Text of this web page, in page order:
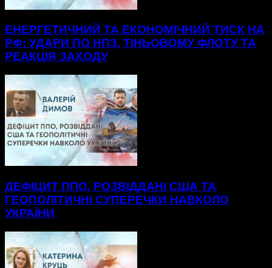
ЕНЕРГЕТИЧНИЙ ТА ЕКОНОМІЧНИЙ ТИСК НА
РФ: УДАРИ ПО НПЗ, ТІНЬОВОМУ ФЛОТУ ТА
РЕАКЦІЯ ЗАХОДУ
ДЕФІЦИТ ППО, РОЗВІДДАНІ США ТА
ГЕОПОЛІТИЧНІ СУПЕРЕЧКИ НАВКОЛО
УКРАЇНИ